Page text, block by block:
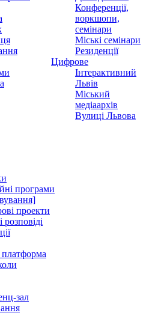
Конференції,
воркшопи,
семінари
Міські семінари
Резиденції
Цифрове
Інтерактивний
Львів
Міський
медіаархів
Вулиці Львова
програми
проекти
платформа
зал